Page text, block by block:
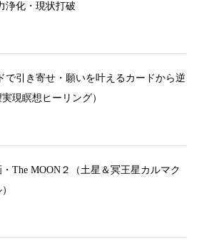
浄化・現状打破
で引き寄せ・願いを叶えるカードから逆
現瞑想ヒーリング）
The MOON２（土星＆冥王星カルマク